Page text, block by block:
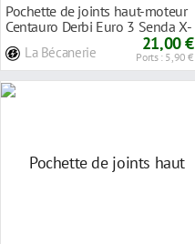
Pochette de joints haut-moteur
Centauro Derbi Euro 3 Senda X-
La Bécanerie 21,00 €
Ports : 5,90 €